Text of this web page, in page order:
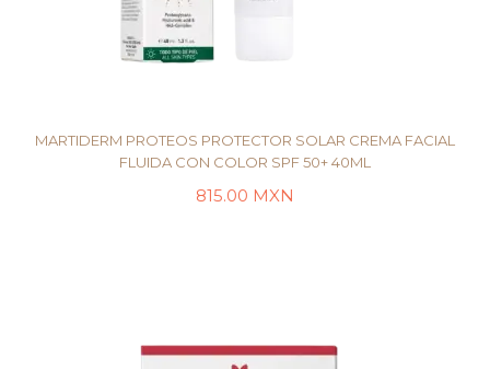
MARTIDERM PROTEOS PROTECTOR SOLAR CREMA FACIAL
FLUIDA CON COLOR SPF 50+ 40ML
815.00 MXN